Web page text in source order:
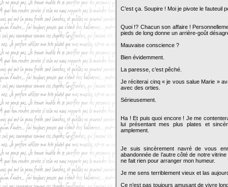
C’est ça. Soupire ! Moi je pivote le fauteuil
Quoi !? Chacun son affaire !
pieds de long donne un arrière-goût
Mauvaise conscience ?
Bien évidemment.
La paresse, c’est pêché.
Je réciterai cinq « je vous salue Marie »
avec des orties.
Sérieusement.
Ha ! Et puis quoi encore ! Je me
lui présentant mes plus plates et
amplement.
Je suis sincèrement navré de vous
abandonnée de l’autre côté de notre
ne fait rien pour arranger mon humeur.
Je me sens terriblement vieux et las
Ce n’est pas toujours amusant de vivre